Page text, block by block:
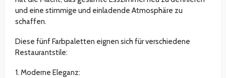
und eine stimmige und einladende Atmosphäre zu
schaffen.
Diese fünf Farbpaletten eignen sich für verschiedene
Restaurantstile:
1. Moderne Eleganz: